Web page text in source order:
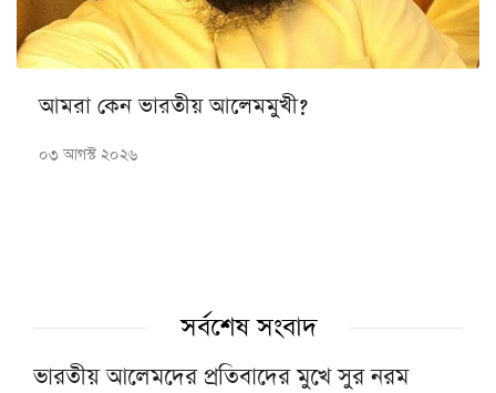
আমরা কেন ভারতীয় আলেমমুখী?
০৩ আগস্ট ২০২৬
সর্বশেষ সংবাদ
ভারতীয় আলেমদের প্রতিবাদের মুখে সুর নরম